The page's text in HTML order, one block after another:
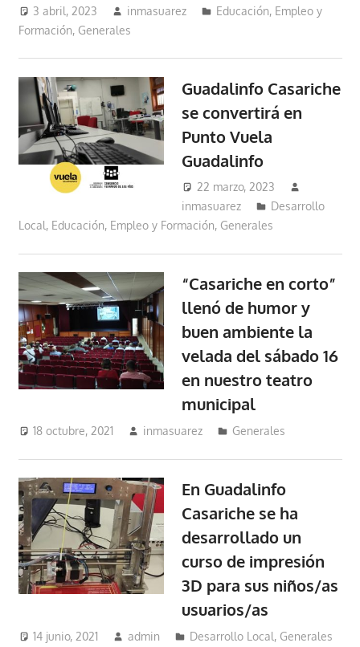
3 abril, 2023 inmasuarez
Educación, Empleo y
Formación, Generales
Guadalinfo Casariche
se convertirá en
Punto Vuela
Guadalinfo
22 marzo, 2023
inmasuarez
Desarrollo
Local, Educación, Empleo y Formación, Generales
“Casariche en corto”
llenó de humor y
buen ambiente la
velada del sábado 16
en nuestro teatro
municipal
18 octubre, 2021 inmasuarez Generales
En Guadalinfo
Casariche se ha
desarrollado un
curso de impresión
3D para sus niños/as
usuarios/as
14 junio, 2021 admin Desarrollo Local, Generales